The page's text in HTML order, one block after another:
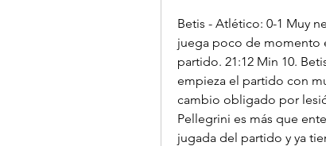
Betis - Atlético: 0-1 Muy
juega poco de momento
partido. 21:12 Min 10.
empieza el partido con
cambio obligado por
Pellegrini es más que
jugada del partido y ya